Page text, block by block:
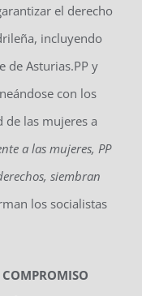
el derecho
incluyendo
de Asturias.PP y
con los
de las mujeres a
a las mujeres, PP
siembran
los socialistas
COMPROMISO